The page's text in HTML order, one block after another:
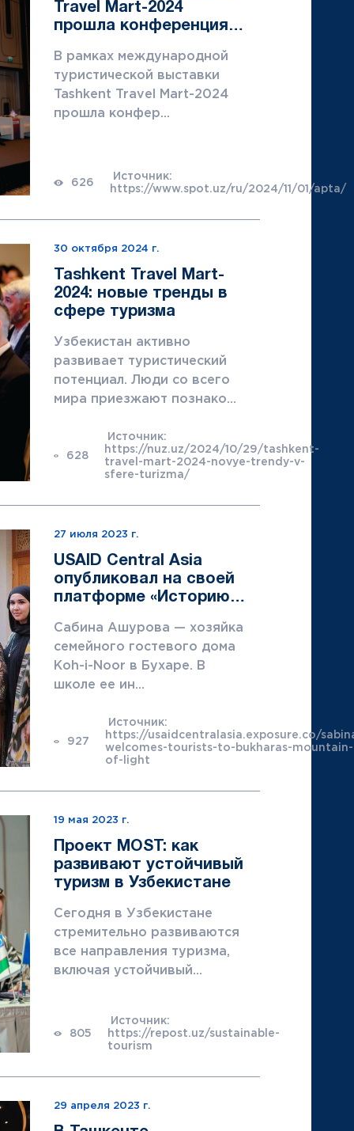
Travel Mart-2024
прошла конференция
В рамках международной
туристической выставки
Tashkent Travel Mart-2024
прошла конфер...
626
Источник:
https://www.spot.uz/ru/2024/11/01/apta/
30 октября 2024 г.
Tashkent Travel Mart-
2024: новые тренды в
сфере туризма
Узбекистан активно
развивает туристический
потенциал. Люди со всего
мира приезжают познако...
628
Источник:
https://nuz.uz/2024/10/29/tashkent-
travel-mart-2024-novye-trendy-v-
sfere-turizma/
27 июля 2023 г.
USAID Central Asia
опубликовал на своей
платформе «Историю
Ашуровой в рамках
Проекта USAID FGI.
Cабина Ашурова — хозяйка
семейного гостевого дома
Koh-i-Noor в Бухаре. В
школе ее ин...
927
Источник:
https://usaidcentralasia.exposure.co/
welcomes-tourists-to-bukharas-mountain-
of-light
19 мая 2023 г.
Проект MOST: как
развивают устойчивый
туризм в Узбекистане
Сегодня в Узбекистане
стремительно развиваются
все направления туризма,
включая устойчивый...
805
Источник:
https://repost.uz/sustainable-
tourism
29 апреля 2023 г.